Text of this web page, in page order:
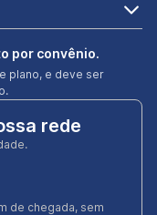
por convênio.
plano, e deve ser
rede
de chegada, sem